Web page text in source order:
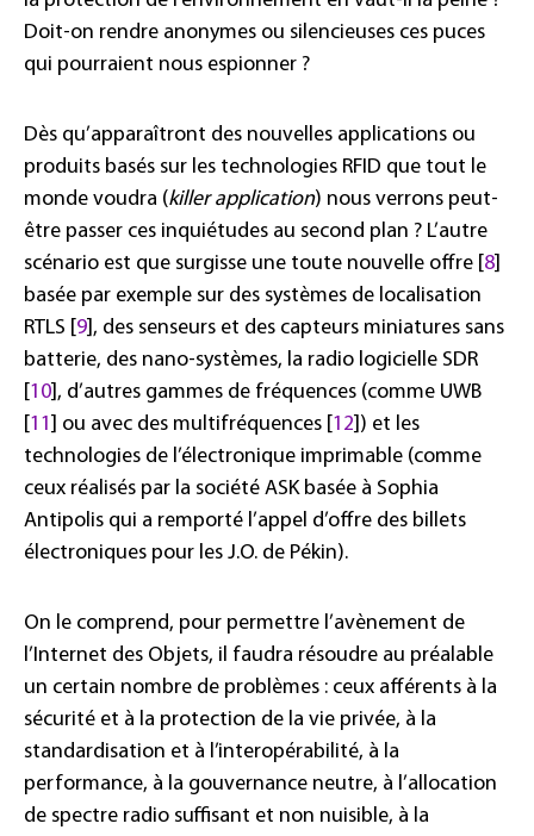
Doit-on rendre anonymes ou silencieuses ces puces
qui pourraient nous espionner ?
Dès qu’apparaîtront des nouvelles applications ou
produits basés sur les technologies RFID que tout le
monde voudra (killer application) nous verrons peut-
être passer ces inquiétudes au second plan ? L’autre
scénario est que surgisse une toute nouvelle offre [8]
basée par exemple sur des systèmes de localisation
RTLS [9], des senseurs et des capteurs miniatures sans
batterie, des nano-systèmes, la radio logicielle SDR
[10], d’autres gammes de fréquences (comme UWB
[11] ou avec des multifréquences [12]) et les
technologies de l’électronique imprimable (comme
ceux réalisés par la société ASK basée à Sophia
Antipolis qui a remporté l’appel d’offre des billets
électroniques pour les J.O. de Pékin).
On le comprend, pour permettre l’avènement de
l’Internet des Objets, il faudra résoudre au préalable
un certain nombre de problèmes : ceux afférents à la
sécurité et à la protection de la vie privée, à la
standardisation et à l’interopérabilité, à la
performance, à la gouvernance neutre, à l’allocation
de spectre radio suffisant et non nuisible, à la